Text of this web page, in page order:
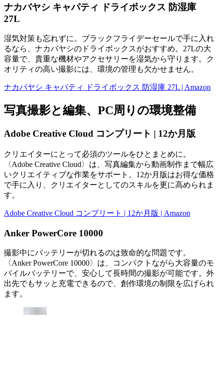
ナカバヤシ キャパティ ドライボックス 防湿庫
27L
湿気対策も忘れずに。ブラックフライデーセールで手に入れ
るなら、ナカバヤシのドライボックスがおすすめ。27Lの大
容量で、貴重な機材やアクセサリーを湿気から守ります。ク
オリティの高い撮影には、環境の管理も欠かせません。
ナカバヤシ キャパティ ドライボックス 防湿庫 27L | Amazon
写真撮影と編集、PC周りの環境整備
Adobe Creative Cloud コンプリート | 12か月版
クリエイターにとって必須のツールをひとまとめに。
〈Adobe Creative Cloud〉は、写真編集から動画制作まで幅広
いクリエイティブな作業をサポート。12か月版はお得な価格
で手に入り、クリエイターとしてのスキルを更に高められま
す。
Adobe Creative Cloud コンプリート | 12か月版 | Amazon
Anker PowerCore 10000
撮影中にバッテリーが切れるのは致命的な問題です。
〈Anker PowerCore 10000〉は、コンパクトながら大容量のモ
バイルバッテリーで、安心して長時間の撮影が可能です。外
出先でもサッと充電できるので、創作環境の制限を広げられ
ます。